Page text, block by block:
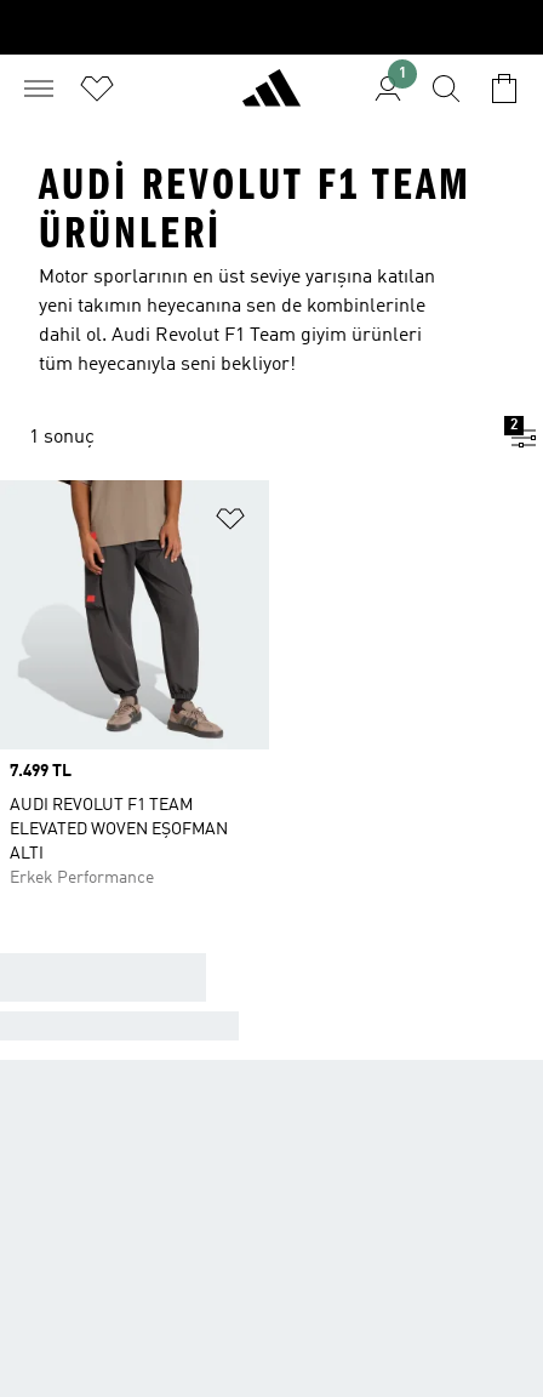
1
AUDI REVOLUT F1 TEAM
ÜRÜNLERI
Motor sporlarının en üst seviye yarışına katılan
yeni takımın heyecanına sen de kombinlerinle
dahil ol. Audi Revolut F1 Team giyim ürünleri
tüm heyecanıyla seni bekliyor!
1 sonuç
2
Price
7.499 TL
AUDI REVOLUT F1 TEAM
ELEVATED WOVEN EŞOFMAN
ALTI
Erkek Performance